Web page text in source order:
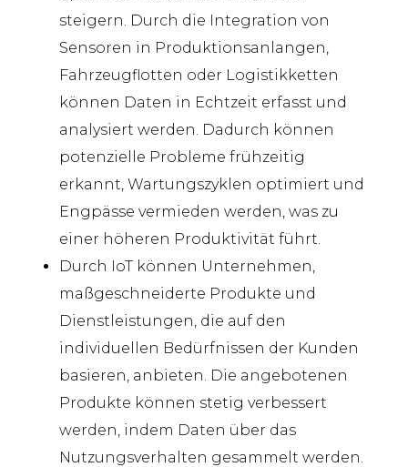
steigern. Durch die Integration von
Sensoren in Produktionsanlangen,
Fahrzeugflotten oder Logistikketten
können Daten in Echtzeit erfasst und
analysiert werden. Dadurch können
potenziell e Probleme frühzeitig
erkannt, Wartungszyklen optimiert und
Engpässe vermieden werden, was zu
einer höheren Produktivität führt.
Durch IoT können Unternehmen,
maßgeschneiderte Produkte und
Dienstleistungen, die auf den
individuellen Bedürfnissen der Kunden
basieren, anbieten. Die angebotenen
Produkte können stetig verbessert
werden,indem Daten über das
Nutzungsverhalten gesammelt werden.